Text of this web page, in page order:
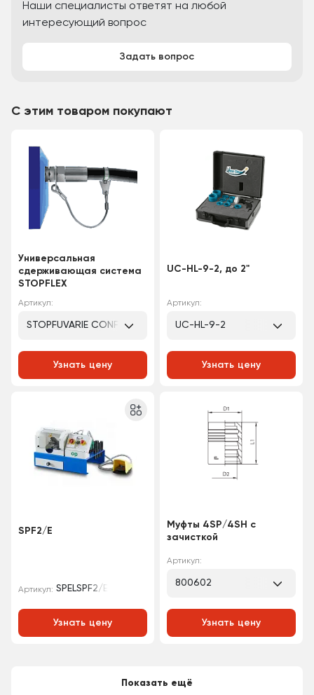
Наши специалисты ответят на любой
интересующий вопрос
Задать вопрос
С этим товаром покупают
Универсальная
сдерживающая система
STOPFLEX
Артикул:
STOPFUVARIE CONF
Узнать цену
UC-HL-9-2, до 2"
Артикул:
UC-HL-9-2
Узнать цену
SPF2/E
Артикул: SPELSPF2/E
Узнать цену
Муфты 4SP/4SH с
зачисткой
Артикул:
800602
Узнать цену
Показать ещё